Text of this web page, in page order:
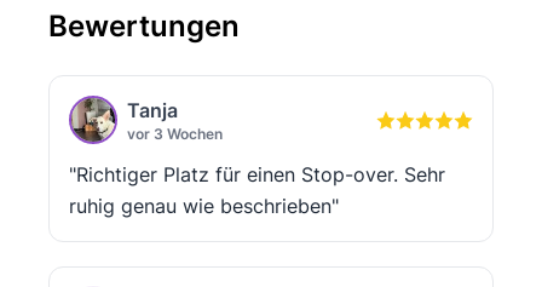
Bewertungen
Tanja
vor 3 Wochen
"Richtiger Platz für einen Stop-over. Sehr
ruhig genau wie beschrieben"